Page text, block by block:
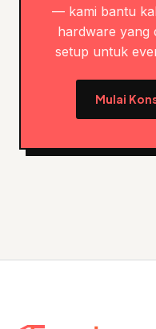
— kami bantu
hardware yang
setup untuk
Mulai